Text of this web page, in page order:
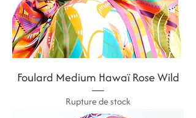
Foulard Medium Hawaï Rose Wild
Rupture de stock